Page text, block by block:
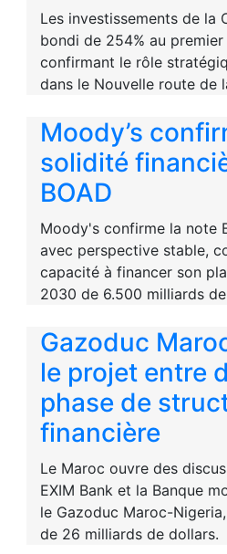
Les investissements de la
bondi de 254% au
confirmant le rôle
dans le Nouvelle route de
Moody’s
solidité
BOAD
Moody's confirme la note
avec perspective stable,
capacité à financer son
2030 de 6.500 milliards de
Gazoduc
le projet entre
phase de
financière
Le Maroc ouvre des
EXIM Bank et la Banque
le Gazoduc Maroc-
de 26 milliards de dollars.